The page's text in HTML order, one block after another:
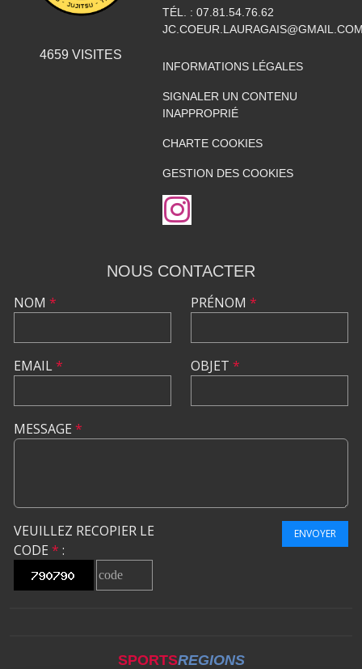
4659 VISITES
TÉL. : 07.81.54.76.62
INFORMATIONS LÉGALES
SIGNALER UN CONTENU
INAPPROPRIÉ
CHARTE COOKIES
GESTION DES COOKIES
NOUS CONTACTER
NOM *
EMAIL*
PRÉNOM *
OBJET *
MESSAGE *
VEUILLEZ RECOPIER LE
CODE * :
ENVOYER
SPORTSREGIONS